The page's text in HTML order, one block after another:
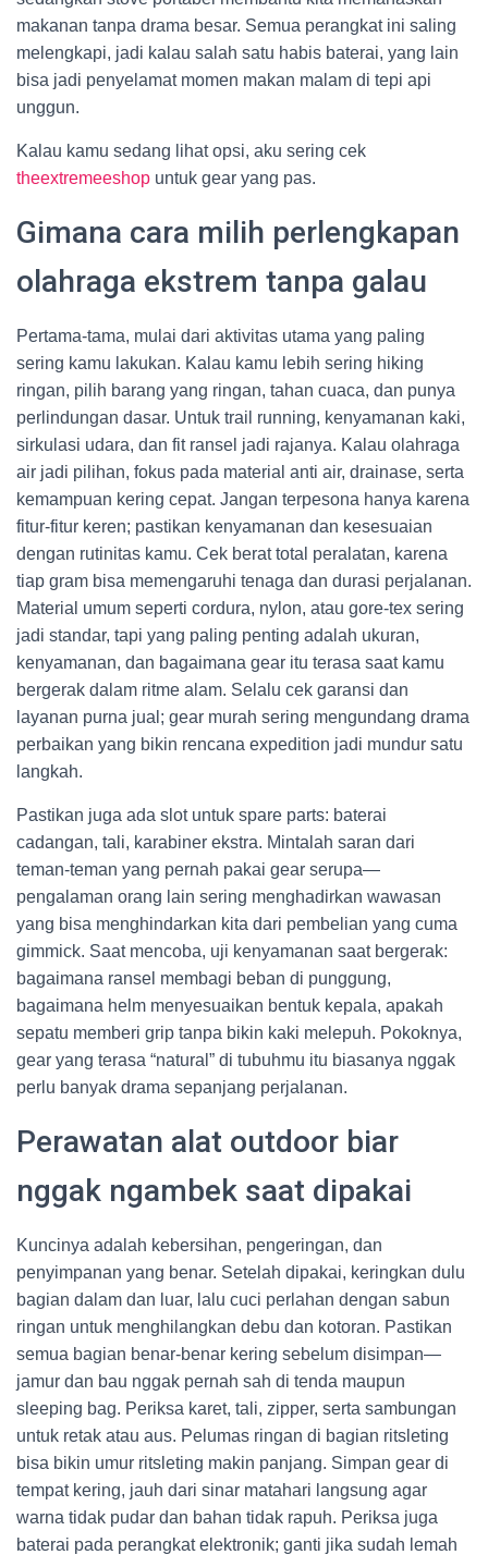
makanan tanpa drama besar. Semua perangkat ini saling
melengkapi, jadi kalau salah satu habis baterai, yang lain
bisa jadi penyelamat momen makan malam di tepi api
unggun.
Kalau kamu sedang lihat opsi, aku sering cek
theextremeeshop untuk gear yang pas.
Gimana cara milih perlengkapan
olahraga ekstrem tanpa galau
Pertama-tama, mulai dari aktivitas utama yang paling
sering kamu lakukan. Kalau kamu lebih sering hiking
ringan, pilih barang yang ringan, tahan cuaca, dan punya
perlindungan dasar. Untuk trail running, kenyamanan kaki,
sirkulasi udara, dan fit ransel jadi rajanya. Kalau olahraga
air jadi pilihan, fokus pada material anti air, drainase, serta
kemampuan kering cepat. Jangan terpesona hanya karena
fitur-fitur keren; pastikan kenyamanan dan kesesuaian
dengan rutinitas kamu. Cek berat total peralatan, karena
tiap gram bisa memengaruhi tenaga dan durasi perjalanan.
Material umum seperti cordura, nylon, atau gore-tex sering
jadi standar, tapi yang paling penting adalah ukuran,
kenyamanan, dan bagaimana gear itu terasa saat kamu
bergerak dalam ritme alam. Selalu cek garansi dan
layanan purna jual; gear murah sering mengundang drama
perbaikan yang bikin rencana expedition jadi mundur satu
langkah.
Pastikan juga ada slot untuk spare parts: baterai
cadangan, tali, karabiner ekstra. Mintalah saran dari
teman-teman yang pernah pakai gear serupa—
pengalaman orang lain sering menghadirkan wawasan
yang bisa menghindarkan kita dari pembelian yang cuma
gimmick. Saat mencoba, uji kenyamanan saat bergerak:
bagaimana ransel membagi beban di punggung,
bagaimana helm menyesuaikan bentuk kepala, apakah
sepatu memberi grip tanpa bikin kaki melepuh. Pokoknya,
gear yang terasa “natural” di tubuhmu itu biasanya nggak
perlu banyak drama sepanjang perjalanan.
Perawatan alat outdoor biar
nggak ngambek saat dipakai
Kuncinya adalah kebersihan, pengeringan, dan
penyimpanan yang benar. Setelah dipakai, keringkan dulu
bagian dalam dan luar, lalu cuci perlahan dengan sabun
ringan untuk menghilangkan debu dan kotoran. Pastikan
semua bagian benar-benar kering sebelum disimpan—
jamur dan bau nggak pernah sah di tenda maupun
sleeping bag. Periksa karet, tali, zipper, serta sambungan
untuk retak atau aus. Pelumas ringan di bagian ritsleting
bisa bikin umur ritsleting makin panjang. Simpan gear di
tempat kering, jauh dari sinar matahari langsung agar
warna tidak pudar dan bahan tidak rapuh. Periksa juga
baterai pada perangkat elektronik; ganti jika sudah lemah